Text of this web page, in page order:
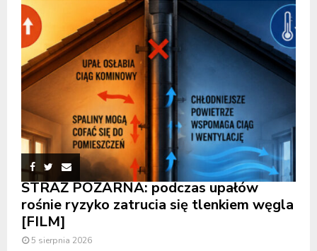
STRAŻ POŻARNA: podczas upałów
rośnie ryzyko zatrucia się tlenkiem węgla
[FILM]
5 sierpnia 2026